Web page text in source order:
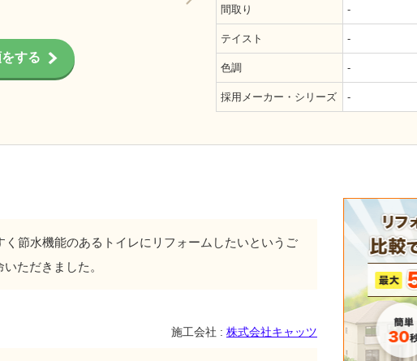
する
間取り -
テイスト -
色調 -
採用メーカー・シリーズ -
節水機能のあるトイレにリフォームしたいというご
ただきました。
施工会社 : 株式会社キャッツ